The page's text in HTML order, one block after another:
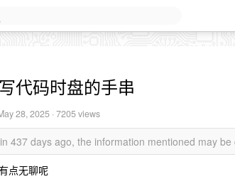
代码时盘的手串
28, 2025 · 7205 views
437 days ago, the information mentioned may
点无聊呢